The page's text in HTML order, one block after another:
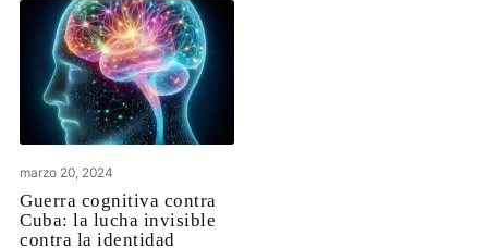
marzo 20, 2024
Guerra cognitiva contra
Cuba: la lucha invisible
contra la identidad